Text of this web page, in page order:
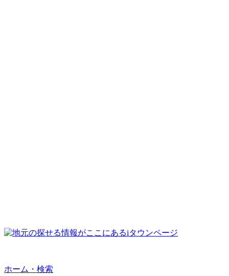
ホーム・検索